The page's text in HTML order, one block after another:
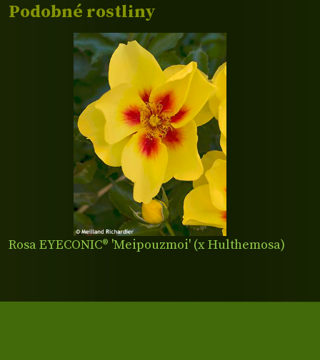
Podobné rostliny
Rosa EYECONIC® 'Meipouzmoi' (x Hulthemosa)